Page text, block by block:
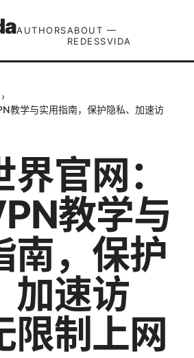
AUTHORSABOUT —
REDESSVIDA
›
教学与实用指南，保护隐私、加速访
官网：
教学与
南，保护
加速访
限制上网